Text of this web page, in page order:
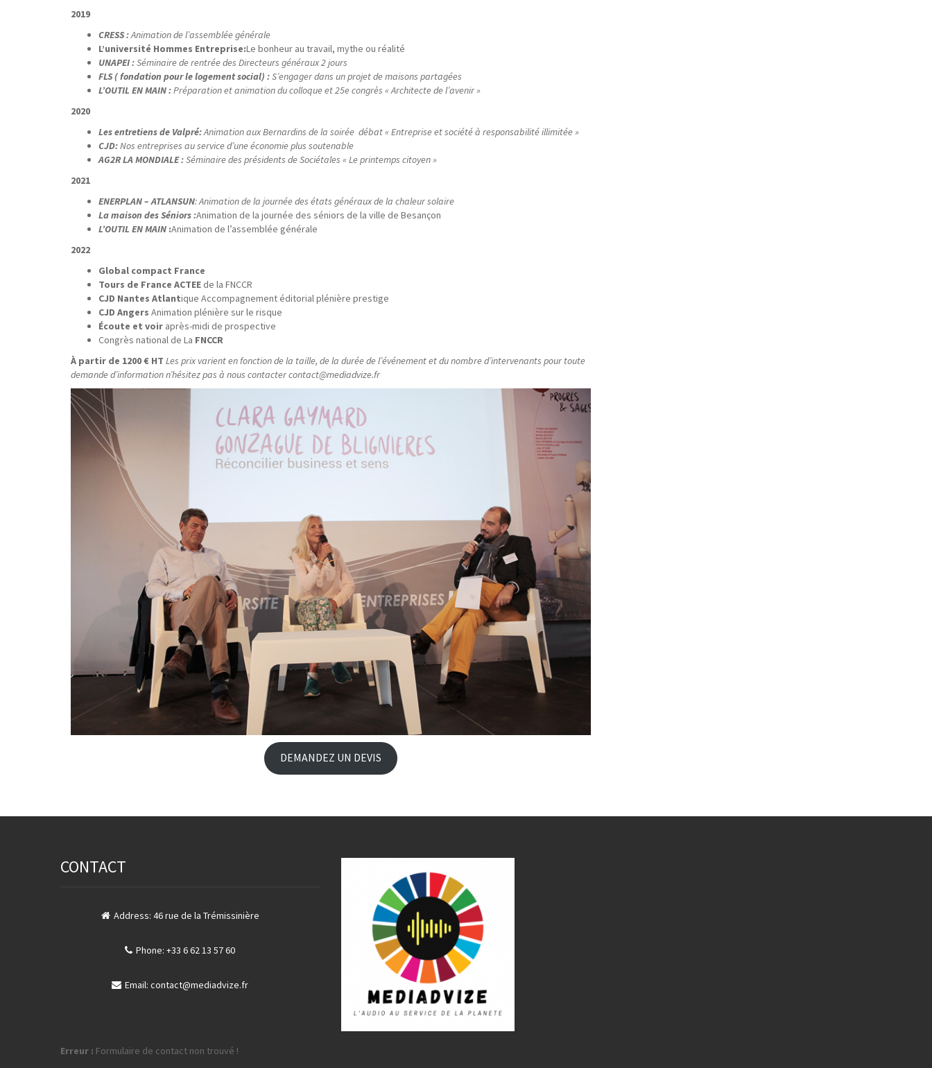
2019
CRESS :Animation de l’assemblée générale
L’université Hommes Entreprise:Le bonheur au travail, mythe ou réalité
UNAPEI :Séminaire de rentrée des Directeurs généraux 2 jours
FLS ( fondation pour le logement social) :S’engager dans un projet de maisons partagées
L’OUTIL EN MAIN :Préparation et animation du colloque et 25e congrès « Architecte de l’avenir »
2020
Les entretiens de Valpré:Animation aux Bernardins de la soirée débat « Entreprise et société à responsabilité illimitée »
CJD:Nos entreprises au service d’une économie plus soutenable
AG2R LA MONDIALE :Séminaire des présidents de Sociétales « Le printemps citoyen »
2021
ENERPLAN – ATLANSUN: Animation de la journée des états généraux de la chaleur solaire
La maison des Séniors :Animation de la journée des séniors de la ville de Besançon
L’OUTIL EN MAIN :Animation de l’assemblée générale
2022
Global compact France
Tours de France ACTEE de la FNCCR
CJD Nantes Atlantique Accompagnement éditorial plénière prestige
CJD Angers Animation plénière sur le risque
Écoute et voir après-midi de prospective
Congrès national de La FNCCR
À partir de 1200 € HT Les prix varient en fonction de la taille, de la durée de l’événement et du nombre d’intervenants pour toute
demande d’information n’hésitez pas à nous contacter contact@mediadvize.fr
DEMANDEZ UN DEVIS
CONTACT
Address: 46 rue de la Trémissinière
Phone: +33 6 62 13 57 60
Email: contact@mediadvize.fr
Erreur : Formulaire de contact non trouvé !